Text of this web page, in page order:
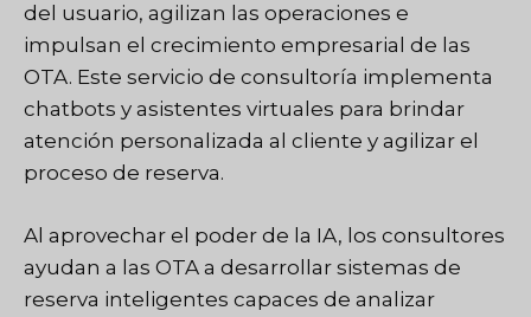
del usuario, agilizan las operaciones e
impulsan el crecimiento empresarial de las
OTA. Este servicio de consultoría implementa
chatbots y asistentes virtuales para brindar
atención personalizada al cliente y agilizar el
proceso de reserva.
Al aprovechar el poder de la IA, los consultores
ayudan a las OTA a desarrollar sistemas de
reserva inteligentes capaces de analizar